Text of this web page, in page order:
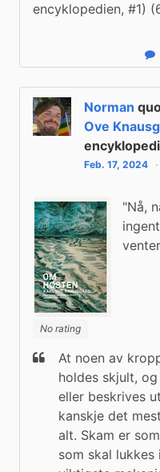
encyklopedien, #1)
Norman
Ove
Feb. 17, 2024
No rating
"Nå,
At noen av
holdes skjult,
eller beskrives
kanskje det
alt. Skam er
som skal lukkes